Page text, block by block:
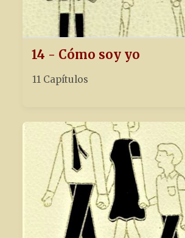
14 - Cómo soy yo
11 Capítulos